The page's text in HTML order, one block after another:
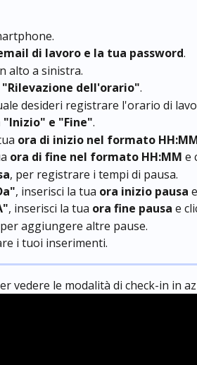
di lavoro e la tua password.
alto a sinistra.
"Rilevazione dell'orario".
desideri registrare l'orario di
"Inizio" e "Fine".
ora di inizio nel formato
ora di fine nel formato HH:MM e
, per registrare i tempi di pausa.
, inserisci la tua ora inizio pausa
, inserisci la tua ora fine pausa e
aggiungere altre pause.
i tuoi inserimenti.
vedere le modalità di check-in in